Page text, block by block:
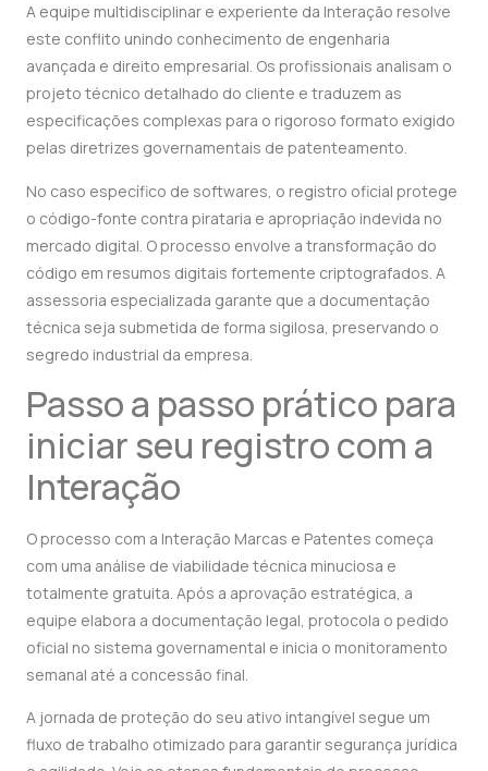
A equipe multidisciplinar e experiente da Interação resolve
este conflito unindo conhecimento de engenharia
avançada e direito empresarial. Os profissionais analisam o
projeto técnico detalhado do cliente e traduzem as
especificações complexas para o rigoroso formato exigido
pelas diretrizes governamentais de patenteamento.
No caso específico de softwares, o registro oficial protege
o código-fonte contra pirataria e apropriação indevida no
mercado digital. O processo envolve a transformação do
código em resumos digitais fortemente criptografados. A
assessoria especializada garante que a documentação
técnica seja submetida de forma sigilosa, preservando o
segredo industrial da empresa.
Passo a passo prático para
iniciar seu registro com a
Interação
O processo com a Interação Marcas e Patentes começa
com uma análise de viabilidade técnica minuciosa e
totalmente gratuita. Após a aprovação estratégica, a
equipe elabora a documentação legal, protocola o pedido
oficial no sistema governamental e inicia o monitoramento
semanal até a concessão final.
A jornada de proteção do seu ativo intangível segue um
fluxo de trabalho otimizado para garantir segurança jurídica